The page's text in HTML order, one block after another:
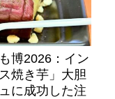
博2026：イン
焼き芋」大胆
に成功した注